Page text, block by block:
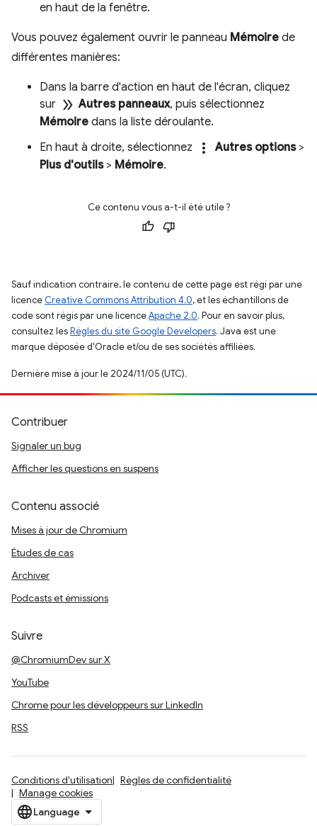
en haut de la fenêtre.
Vous pouvez également ouvrir le panneau Mémoire de
différentes manières:
Dans la barre d'action en haut de l'écran, cliquez
sur double_arrow Autres panneaux, puis sélectionnez
Mémoire dans la liste déroulante.
En haut à droite, sélectionnez
more_vert Autres options>
Plus d'outils> Mémoire.
Ce contenu vous a-t-il été utile ?
Sauf indication contraire, le contenu de cette page est régi par une
licence Creative Commons Attribution 4.0, et les échantillons de
code sont régis par une licenceApache 2.0. Pour en savoir plus,
consultez lesRègles du site Google Developers. Java est une
marque déposée d'Oracle et/ou de ses sociétés affiliées.
Dernière mise à jour le 2024/11/05 (UTC).
Contribuer
Signaler un bug
Afficher les questions en suspens
Contenu associé
Mises à jour de Chromium
Études de cas
Archiver
Podcasts et émissions
Suivre
@ChromiumDev sur X
YouTube
Chrome pour les développeurs sur LinkedIn
RSS
Conditions d'utilisation
Règles de confidentialité
Manage cookies